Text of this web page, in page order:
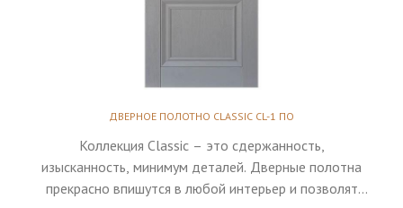
ДВЕРНОЕ ПОЛОТНО CLASSIC CL-1 ПО
Коллекция Classic – это сдержанность,
изысканность, минимум деталей. Дверные полотна
прекрасно впишутся в любой интерьер и позволят